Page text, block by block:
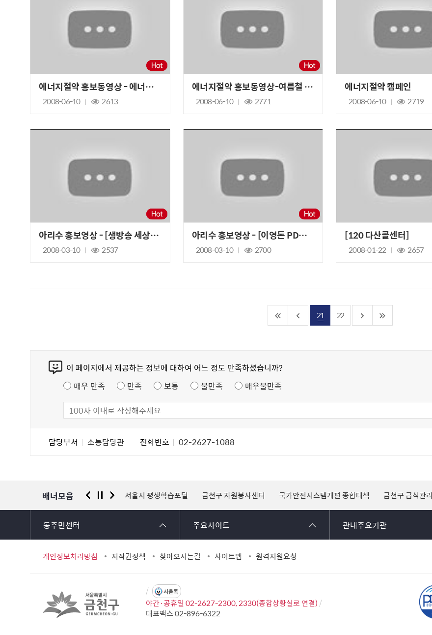
에너지절약 홍보동영상 - 에너지절약은 우리의 마음입니다.
2008-06-10 2613
에너지절약 홍보동영상-여름철 실내 적정온도
2008-06-10 2771
에너지절약 캠페인
2008-06-10 2719
아리수 홍보영상 - [생방송 세상의 아침]
2008-03-10 2537
아리수 홍보영상 - [이영돈 PD의 소비자 고발]
2008-03-10 2700
[120 다산콜센터]
2008-01-22 2657
21 22
이 페이지에서 제공하는 정보에 대하여 어느 정도 만족하셨습니까?
매우 만족
만족 보통 불만족 매우불만족
담당부서 소통담당관 전화번호 02-2627-1088
배너모음
경찰청 유실물 통합포털 서울시 평생학습포털 금천구 자원봉사센터 국가안전시스템개편 종합대책 금천구 급식관
동주민센터 주요사이트 관내주요기관
개인정보처리방침 저작권정책 찾아오시는길 사이트맵 원격지원요청
서울톡
야간·공휴일 02-2627-2300, 2330(종합상황실로 연결)
대표팩스 02-896-6322